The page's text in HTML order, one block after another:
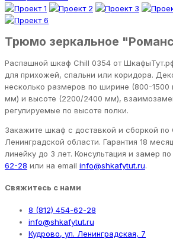
Трюмо зеркальное
Распашной шкаф Chill 0354 от
для прихожей, спальни или коридора.
несколько размеров по ширине (800-
мм) и высоте (2200/2400 мм),
регулируемые по высоте полки.
Закажите шкаф с доставкой и сборкой по
Ленинградской области. Гарантия 18
линейку до 3 лет. Консультация и замер
62-28 или на email info@shkafytut.ru.
Свяжитесь с нами
8 (812) 454-62-28
info@shkafytut.ru
Кудрово, ул. Ленинградская, 7